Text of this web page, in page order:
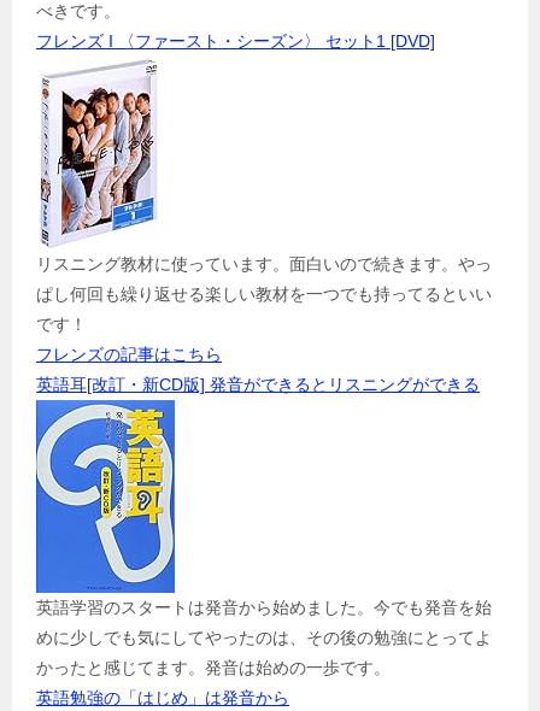
べきです。
フレンズ I 〈ファースト・シーズン〉 セット1 [DVD]
リスニング教材に使っています。面白いので続きます。やっ
ぱし何回も繰り返せる楽しい教材を一つでも持ってるといい
です！
フレンズの記事はこちら
英語耳[改訂・新CD版] 発音ができるとリスニングができる
英語学習のスタートは発音から始めました。今でも発音を始
めに少しでも気にしてやったのは、その後の勉強にとってよ
かったと感じてます。発音は始めの一歩です。
英語勉強の「はじめ」は発音から